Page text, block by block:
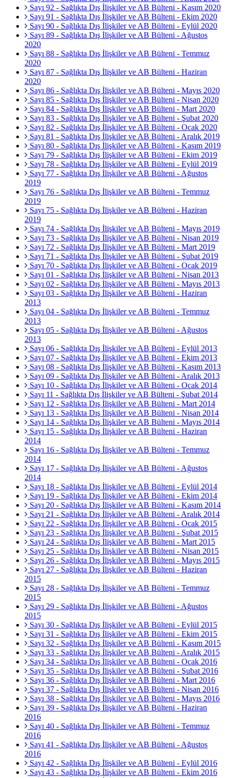
Sayı 92 - Sağlıkta Dış İlişkiler ve AB Bülteni - Kasım 2020
Sayı 91 - Sağlıkta Dış İlişkiler ve AB Bülteni - Ekim 2020
Sayı 90 - Sağlıkta Dış İlişkiler ve AB Bülteni - Eylül 2020
Sayı 89 - Sağlıkta Dış İlişkiler ve AB Bülteni - Ağustos
2020
Sayı 88 - Sağlıkta Dış İlişkiler ve AB Bülteni - Temmuz
2020
Sayı 87 - Sağlıkta Dış İlişkiler ve AB Bülteni - Haziran
2020
Sayı 86 - Sağlıkta Dış İlişkiler ve AB Bülteni - Mayıs 2020
Sayı 85 - Sağlıkta Dış İlişkiler ve AB Bülteni - Nisan 2020
Sayı 84 - Sağlıkta Dış İlişkiler ve AB Bülteni - Mart 2020
Sayı 83 - Sağlıkta Dış İlişkiler ve AB Bülteni - Şubat 2020
Sayı 82 - Sağlıkta Dış İlişkiler ve AB Bülteni - Ocak 2020
Sayı 81 - Sağlıkta Dış İlişkiler ve AB Bülteni - Aralık 2019
Sayı 80 - Sağlıkta Dış İlişkiler ve AB Bülteni - Kasım 2019
Sayı 79 - Sağlıkta Dış İlişkiler ve AB Bülteni - Ekim 2019
Sayı 78 - Sağlıkta Dış İlişkiler ve AB Bülteni - Eylül 2019
Sayı 77 - Sağlıkta Dış İlişkiler ve AB Bülteni - Ağustos
2019
Sayı 76 - Sağlıkta Dış İlişkiler ve AB Bülteni - Temmuz
2019
Sayı 75 - Sağlıkta Dış İlişkiler ve AB Bülteni - Haziran
2019
Sayı 74 - Sağlıkta Dış İlişkiler ve AB Bülteni - Mayıs 2019
Sayı 73 - Sağlıkta Dış İlişkiler ve AB Bülteni - Nisan 2019
Sayı 72 - Sağlıkta Dış İlişkiler ve AB Bülteni - Mart 2019
Sayı 71 - Sağlıkta Dış İlişkiler ve AB Bülteni - Şubat 2019
Sayı 70 - Sağlıkta Dış İlişkiler ve AB Bülteni - Ocak 2019
Sayı 01 - Sağlıkta Dış İlişkiler ve AB Bülteni - Nisan 2013
Sayı 02 - Sağlıkta Dış İlişkiler ve AB Bülteni - Mayıs 2013
Sayı 03 - Sağlıkta Dış İlişkiler ve AB Bülteni - Haziran
2013
Sayı 04 - Sağlıkta Dış İlişkiler ve AB Bülteni - Temmuz
2013
Sayı 05 - Sağlıkta Dış İlişkiler ve AB Bülteni - Ağustos
2013
Sayı 06 - Sağlıkta Dış İlişkiler ve AB Bülteni - Eylül 2013
Sayı 07 - Sağlıkta Dış İlişkiler ve AB Bülteni - Ekim 2013
Sayı 08 - Sağlıkta Dış İlişkiler ve AB Bülteni - Kasım 2013
Sayı 09 - Sağlıkta Dış İlişkiler ve AB Bülteni - Aralık 2013
Sayı 10 - Sağlıkta Dış İlişkiler ve AB Bülteni - Ocak 2014
Sayı 11 - Sağlıkta Dış İlişkiler ve AB Bülteni - Şubat 2014
Sayı 12 - Sağlıkta Dış İlişkiler ve AB Bülteni - Mart 2014
Sayı 13 - Sağlıkta Dış İlişkiler ve AB Bülteni - Nisan 2014
Sayı 14 - Sağlıkta Dış İlişkiler ve AB Bülteni - Mayıs 2014
Sayı 15 - Sağlıkta Dış İlişkiler ve AB Bülteni - Haziran
2014
Sayı 16 - Sağlıkta Dış İlişkiler ve AB Bülteni - Temmuz
2014
Sayı 17 - Sağlıkta Dış İlişkiler ve AB Bülteni - Ağustos
2014
Sayı 18 - Sağlıkta Dış İlişkiler ve AB Bülteni - Eylül 2014
Sayı 19 - Sağlıkta Dış İlişkiler ve AB Bülteni - Ekim 2014
Sayı 20 - Sağlıkta Dış İlişkiler ve AB Bülteni - Kasım 2014
Sayı 21 - Sağlıkta Dış İlişkiler ve AB Bülteni - Aralık 2014
Sayı 22 - Sağlıkta Dış İlişkiler ve AB Bülteni - Ocak 2015
Sayı 23 - Sağlıkta Dış İlişkiler ve AB Bülteni - Şubat 2015
Sayı 24 - Sağlıkta Dış İlişkiler ve AB Bülteni - Mart 2015
Sayı 25 - Sağlıkta Dış İlişkiler ve AB Bülteni - Nisan 2015
Sayı 26 - Sağlıkta Dış İlişkiler ve AB Bülteni - Mayıs 2015
Sayı 27 - Sağlıkta Dış İlişkiler ve AB Bülteni - Haziran
2015
Sayı 28 - Sağlıkta Dış İlişkiler ve AB Bülteni - Temmuz
2015
Sayı 29 - Sağlıkta Dış İlişkiler ve AB Bülteni - Ağustos
2015
Sayı 30 - Sağlıkta Dış İlişkiler ve AB Bülteni - Eylül 2015
Sayı 31 - Sağlıkta Dış İlişkiler ve AB Bülteni - Ekim 2015
Sayı 32 - Sağlıkta Dış İlişkiler ve AB Bülteni - Kasım 2015
Sayı 33 - Sağlıkta Dış İlişkiler ve AB Bülteni - Aralık 2015
Sayı 34 - Sağlıkta Dış İlişkiler ve AB Bülteni - Ocak 2016
Sayı 35 - Sağlıkta Dış İlişkiler ve AB Bülteni - Şubat 2016
Sayı 36 - Sağlıkta Dış İlişkiler ve AB Bülteni - Mart 2016
Sayı 37 - Sağlıkta Dış İlişkiler ve AB Bülteni - Nisan 2016
Sayı 38 - Sağlıkta Dış İlişkiler ve AB Bülteni - Mayıs 2016
Sayı 39 - Sağlıkta Dış İlişkiler ve AB Bülteni - Haziran
2016
Sayı 40 - Sağlıkta Dış İlişkiler ve AB Bülteni - Temmuz
2016
Sayı 41 - Sağlıkta Dış İlişkiler ve AB Bülteni - Ağustos
2016
Sayı 42 - Sağlıkta Dış İlişkiler ve AB Bülteni - Eylül 2016
Sayı 43 - Sağlıkta Dış İlişkiler ve AB Bülteni - Ekim 2016